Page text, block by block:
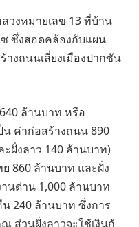
วงหมายเลข 13 ที่บ้าน
ซึ่งสอดคล้องกับแผน
งถนนเลี่ยงเมืองปากซัน
ล้านบาท หรือ
ค่าก่อสร้างถนน 890
ฝั่งลาว 140 ล้านบาท)
860 ล้านบาท และฝั่ง
นด่าน 1,000 ล้านบาท
240 ล้านบาท ซึ่งการ
ส่วนฝั่งลาวจะใช้เงินกู้